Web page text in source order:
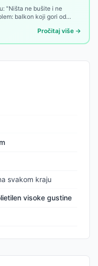
"Ništa ne bušite i ne
balkon koji gori od
ali ako ga traži bušenje
Pročitaj više →
svakom kraju
visoke gustine